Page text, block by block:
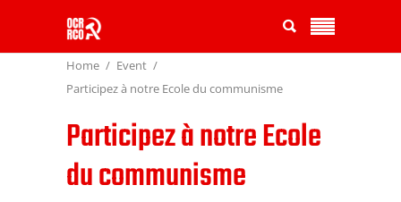
Home
Event
Participez à notre Ecole du communisme
Participez à notre Ecole
du communisme